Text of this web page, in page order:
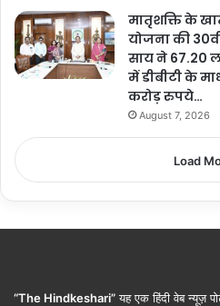
मातृशक्ति के
योजना की
साय ने 67.20
में डीबीटी के
करोड़ रुपये…
August 7, 2026
Load
“The Hindkeshari”यह एक हिंदी वेब न्यूज़